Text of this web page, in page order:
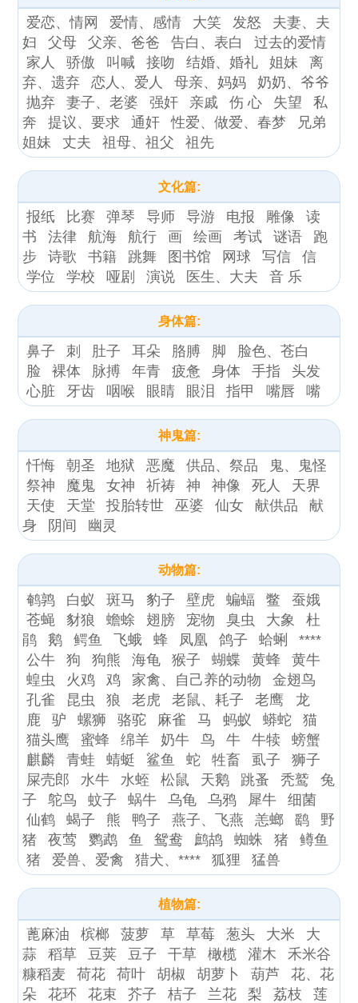
爱恋、情网 爱情、感情 大笑 发怒
夫妻、夫
妇
父母 父亲、爸爸 告白、表白
过去的爱情
家人
骄傲 叫喊 接吻 结婚、婚礼 姐妹
离
弃、遗弃
恋人、爱人 母亲、妈妈
奶奶、爷爷
抛弃
妻子、老婆 强奸 亲戚 伤 心 失望
私
奔
提议、要求 通奸 性爱、做爱、春梦
兄弟
姐妹
丈夫 祖母、祖父 祖先
文化篇:
报纸 比赛 弹琴 导师 导游 电报 雕像
读
书
法律 航海 航行 画 绘画 考试 谜语
跑
步
诗歌 书籍 跳舞 图书馆 网球 写信
信
学位
学校 哑剧 演说 医生、大夫 音 乐
身体篇:
鼻子 刺 肚子 耳朵 胳膊 脚
脸色、苍白
脸
裸体 脉搏 年青 疲惫 身体 手指
头发
心脏
牙齿 咽喉 眼睛 眼泪 指甲 嘴唇 嘴
神鬼篇:
忏悔 朝圣 地狱 恶魔 供品、祭品
鬼、鬼怪
祭神
魔鬼 女神 祈祷 神 神像 死人
天界
天使
天堂 投胎转世 巫婆 仙女 献供品
献
身
阴间 幽灵
动物篇:
鹌鹑 白蚁 斑马 豹子 壁虎 蝙蝠 鳖
蚕娥
苍蝇
豺狼 蟾蜍 翅膀 宠物 臭虫 大象
杜
鹃
鹅 鳄鱼 飞蛾 蜂 凤凰 鸽子 蛤蜊
****
公牛
狗 狗熊 海龟 猴子 蝴蝶 黄蜂
黄牛
蝗虫
火鸡 鸡 家禽、自己养的动物
金翅鸟
孔雀
昆虫 狼 老虎 老鼠、耗子 老鹰
龙
鹿
驴 螺狮 骆驼 麻雀 马 蚂蚁 蟒蛇
猫
猫头鹰
蜜蜂 绵羊 奶牛 鸟 牛 牛犊
螃蟹
麒麟
青蛙 蜻蜓 鲨鱼 蛇 牲畜 虱子
狮子
屎壳郎
水牛 水蛭 松鼠 天鹅 跳蚤 秃鹫
兔
子
鸵鸟 蚊子 蜗牛 乌龟 乌鸦 犀牛
细菌
仙鹤
蝎子 熊 鸭子 燕子、飞燕 恙螂 鹞
野
猪
夜莺 鹦鹉 鱼 鸳鸯 鹧鸪 蜘蛛 猪
鳟鱼
猪
爱兽、爱禽 猎犬、**** 狐狸 猛兽
植物篇:
蓖麻油 槟榔 菠萝 草 草莓 葱头 大米
大
蒜
稻草 豆荚 豆子 干草 橄榄 灌木
禾米谷
糠稻麦
荷花 荷叶 胡椒 胡萝卜 葫芦
花、花
朵
花环 花束 芥子 桔子 兰花 梨 荔枝
莲